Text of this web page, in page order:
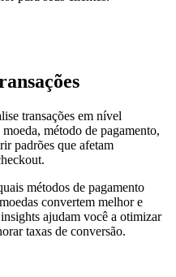
transações em nível
método de pagamento,
padrões que afetam
métodos de pagamento
convertem melhor e
ajudam você a otimizar
taxas de conversão.